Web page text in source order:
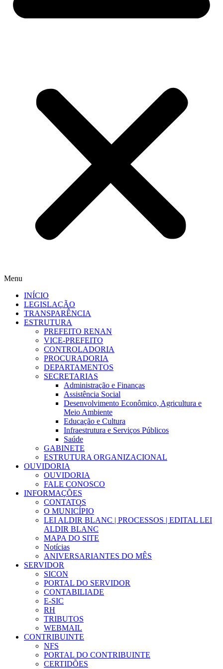
Menu
INÍCIO
LEGISLAÇÃO
TRANSPARÊNCIA
ESTRUTURA
PREFEITO RENAN
VICE-PREFEITO
CONTROLADORIA
PROCURADORIA
DEPARTAMENTOS
SECRETARIAS
Administração e Finanças
Assistência Social
Desenvolvimento Econômico, Agricultura e
Meio Ambiente
Educação e Cultura
Infraestrutura e Serviços Públicos
Saúde
GABINETE
ESTRUTURA ORGANIZACIONAL
OUVIDORIA
OUVIDORIA
FALE CONOSCO
INFORMAÇÕES
CONTATOS
O MUNICÍPIO
LEI ALDIR BLANC | PROCESSOS | EDITAL LEI
ALDIR BLANC
MAPA DO SITE
Notícias
ANIVERSARIANTES DO MÊS
SERVIDOR
SICON
PORTAL DO SERVIDOR
CONTABILIADE
E-SIC
RH
TRIBUTOS
WEBMAIL
CONTRIBUINTE
NFS
PORTAL DO CONTRIBUINTE
CERTIDÕES